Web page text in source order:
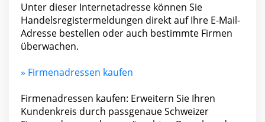
Unter dieser Internetadresse können Sie
Handelsregistermeldungen direkt auf Ihre E-Mail-
Adresse bestellen oder auch bestimmte Firmen
überwachen.
» Firmenadressen kaufen
Firmenadressen kaufen: Erweitern Sie Ihren
Kunden­kreis durch pass­genaue Schweizer